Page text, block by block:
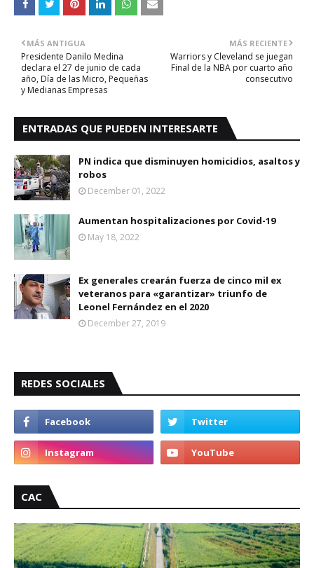
MÁS RECIENTE
Warriors y Cleveland se juegan
Final de la NBA por cuarto año
consecutivo
MÁS ANTIGUA
Presidente Danilo Medina
declara el 27 de junio de cada
año, Día de las Micro, Pequeñas
y Medianas Empresas
ENTRADAS QUE PUEDEN INTERESARTE
PN indica que disminuyen homicidios, asaltos y
robos
December 01, 2022
Aumentan hospitalizaciones por Covid-19
May 18, 2022
Ex generales crearán fuerza de cinco mil ex
veteranos para «garantizar» triunfo de
Leonel Fernández en el 2020
December 27, 2019
REDES SOCIALES
CAC